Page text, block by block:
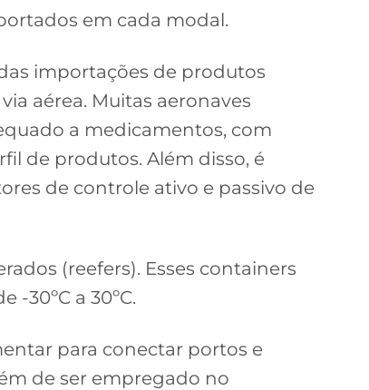
em cada modal.
importações de produtos
aérea. Muitas aeronaves
a medicamentos, com
de produtos. Além disso, é
de controle ativo e passivo de
(reefers). Esses containers
30ºC a 30ºC.
para conectar portos e
de ser empregado no